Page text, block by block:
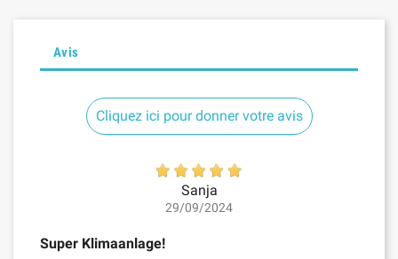
Avis
Cliquez ici pour donner votre avis
Sanja
29/09/2024
Super Klimaanlage!